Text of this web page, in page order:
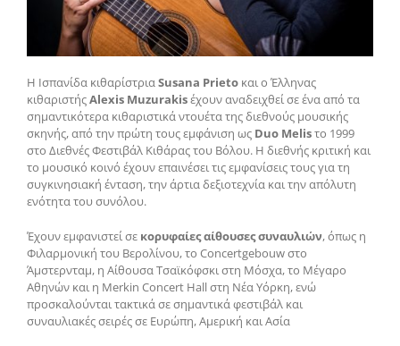
Η Ισπανίδα κιθαρίστρια Susana Prieto και ο Έλληνας
κιθαριστήςAlexis Muzurakisέχουν αναδειχθεί σε ένα από τα
σημαντικότερα κιθαριστικά ντουέτα της διεθνούς μουσικής
σκηνής, από την πρώτη τους εμφάνιση ως Duo Melisτο 1999
στο Διεθνές Φεστιβάλ Κιθάρας του Βόλου. Η διεθνής κριτική και
το μουσικό κοινό έχουν επαινέσει τις εμφανίσεις τους για τη
συγκινησιακή ένταση, την άρτια δεξιοτεχνία και την απόλυτη
ενότητα του συνόλου.
Έχουν εμφανιστεί σε κορυφαίες αίθουσες συναυλιών, όπως η
Φιλαρμονική του Βερολίνου, το Concertgebouw στο
Άμστερνταμ, η Αίθουσα Τσαϊκόφσκι στη Μόσχα, το Μέγαρο
Αθηνών και η Merkin Concert Hall στη Νέα Υόρκη, ενώ
προσκαλούνται τακτικά σε σημαντικά φεστιβάλ και
συναυλιακές σειρές σε Ευρώπη, Αμερική και Ασία